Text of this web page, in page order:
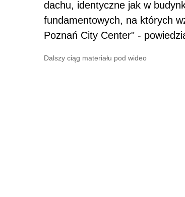
dachu, identyczne jak w
fundamentowych, na których
Poznań City Center" -
Dalszy ciąg materiału pod wideo